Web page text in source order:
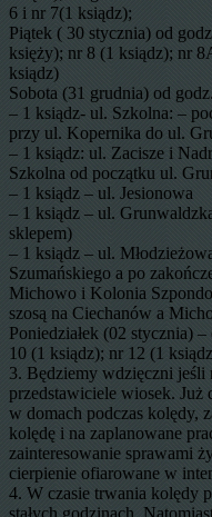
6 i nr 7(1 ksiądz);
Piątek ( 30 stycznia) od
księży); nr 8 (1 ksiądz); nr
ksiądz)
Sobota (31 grudnia) od
– 1 ksiądz- ul. Szkolna: –
przy ul. Kopernika do ul.
– 1 ksiądz: ul. Zacisze i
Szkolna od początku ul.
– 1 ksiądz – ul. Jesionowa
– 1 ksiądz – ul.
sklepem)
– 1 ksiądz – ul.
Szumańskiego a po
Michowo i Kolonia
szosą na Ciechanów a
Poniedziałek (02 stycznia)
10 (1 ksiądz); nr 12 (1
3. Będziemy wdzięczni jeśli
przedstawiciele wiosek.
w domach podczas kolędy,
kolędę i na zaplanowane
zainteresowanie sprawami
cierpienie ofiarowane w
4. W czasie trwania kolędy
stałych godzinach.